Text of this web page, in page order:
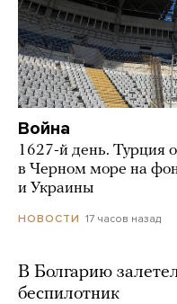
Война
1627-й день. Турция
в Черном море на
и Украины
НОВОСТИ 17 часов назад
В Болгарию
беспилотник